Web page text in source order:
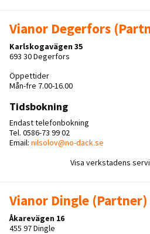
Vianor Degerfors
Karlskogavägen 35
693 30 Degerfors
Öppettider
Mån-fre 7.00-16.00
Tidsbokning
Endast telefonbokning
Tel. 0586-73 99 02
Email: nilsolov@no-dack.se
Visa verkstadens
Vianor Dingle (Partner)
Åkarevägen 16
455 97 Dingle